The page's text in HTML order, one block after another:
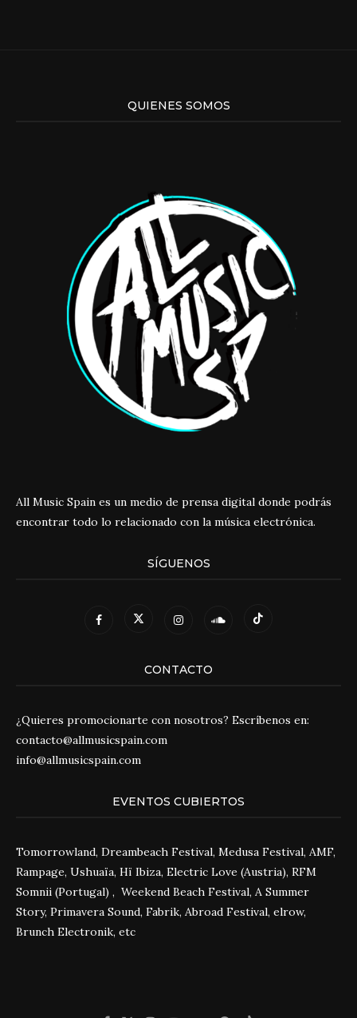
QUIENES SOMOS
All Music Spain es un medio de prensa digital donde podrás
encontrar todo lo relacionado con la música electrónica.
SÍGUENOS
CONTACTO
¿Quieres promocionarte con nosotros? Escríbenos en:
contacto@allmusicspain.com
info@allmusicspain.com
EVENTOS CUBIERTOS
Tomorrowland, Dreambeach Festival, Medusa Festival, AMF,
Rampage, Ushuaïa, Hï Ibiza, Electric Love (Austria), RFM
Somnii (Portugal) , Weekend Beach Festival, A Summer
Story, Primavera Sound, Fabrik, Abroad Festival, elrow,
Brunch Electronik, etc